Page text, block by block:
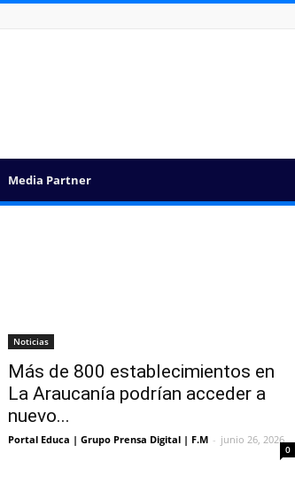
Media Partner
Noticias
Más de 800 establecimientos en
La Araucanía podrían acceder a
nuevo...
Portal Educa | Grupo Prensa Digital | F.M - junio 26, 2026
0